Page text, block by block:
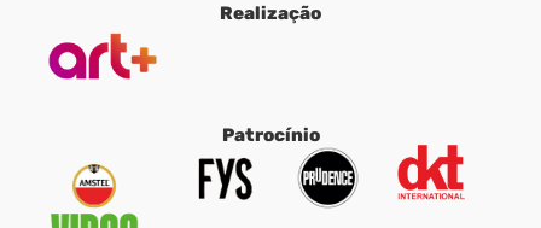
Realização
Patrocínio